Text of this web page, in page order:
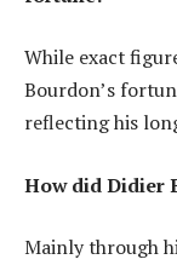
While exact
Bourdon’s
reflecting his
How did Didier
Mainly through